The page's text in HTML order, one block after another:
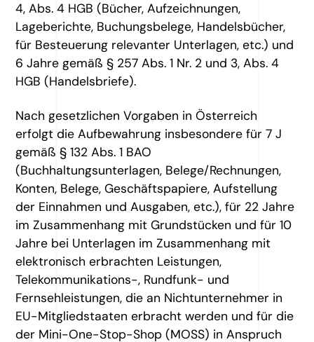
4, Abs. 4 HGB (Bücher, Aufzeichnungen,
Lageberichte, Buchungsbelege, Handelsbücher,
für Besteuerung relevanter Unterlagen, etc.) und
6 Jahre gemäß § 257 Abs. 1 Nr. 2 und 3, Abs. 4
HGB (Handelsbriefe).
Nach gesetzlichen Vorgaben in Österreich
erfolgt die Aufbewahrung insbesondere für 7 J
gemäß § 132 Abs. 1 BAO
(Buchhaltungsunterlagen, Belege/Rechnungen,
Konten, Belege, Geschäftspapiere, Aufstellung
der Einnahmen und Ausgaben, etc.), für 22 Jahre
im Zusammenhang mit Grundstücken und für 10
Jahre bei Unterlagen im Zusammenhang mit
elektronisch erbrachten Leistungen,
Telekommunikations-, Rundfunk- und
Fernsehleistungen, die an Nichtunternehmer in
EU-Mitgliedstaaten erbracht werden und für die
der Mini-One-Stop-Shop (MOSS) in Anspruch